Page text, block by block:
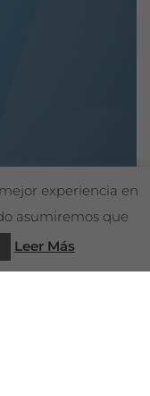
experiencia en
asumiremos que
Leer Más